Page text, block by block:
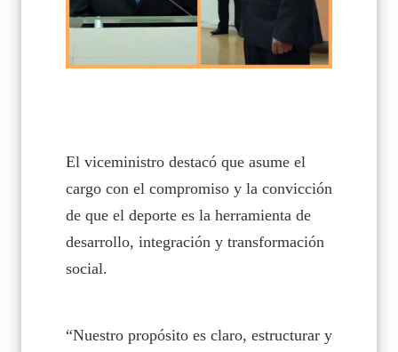
El viceministro destacó que asume el
cargo con el compromiso y la convicción
de que el deporte es la herramienta de
desarrollo, integración y transformación
social.
“Nuestro propósito es claro, estructurar y